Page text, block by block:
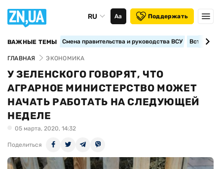
RU Аа Поддержать
ВАЖНЫЕ ТЕМЫ Смена правительства и руководства ВСУ
ГЛАВНАЯ ЭКОНОМИКА
У ЗЕЛЕНСКОГО ГОВОРЯТ, ЧТО
АГРАРНОЕ МИНИСТЕРСТВО МОЖЕТ
НАЧАТЬ РАБОТАТЬ НА СЛЕДУЮЩЕЙ
НЕДЕЛЕ
05 марта, 2020, 14:32
Поделиться